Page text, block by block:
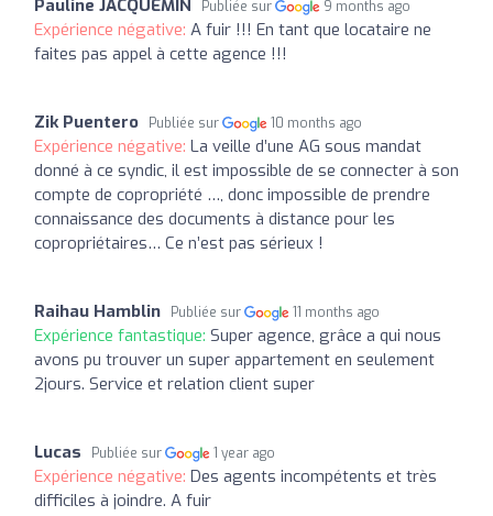
Pauline JACQUEMIN Publiée sur 9 months ago
Expérience négative: A fuir !!! En tant que locataire ne
faites pas appel à cette agence !!!
Zik Puentero Publiée sur 10 months ago
Expérience négative: La veille d’une AG sous mandat
donné à ce syndic, il est impossible de se connecter à son
compte de copropriété …, donc impossible de prendre
connaissance des documents à distance pour les
copropriétaires… Ce n’est pas sérieux !
Raihau Hamblin Publiée sur 11 months ago
Expérience fantastique: Super agence, grâce a qui nous
avons pu trouver un super appartement en seulement
2jours. Service et relation client super
Lucas Publiée sur 1 year ago
Expérience négative: Des agents incompétents et très
difficiles à joindre. A fuir